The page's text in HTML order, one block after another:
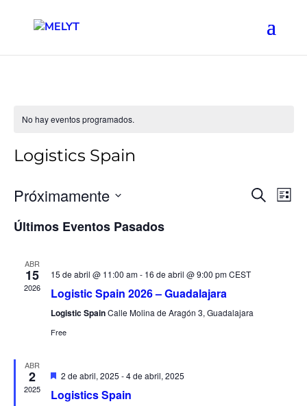
No hay eventos programados.
Logistics Spain
de
Buscar
de
Lista
Próximamente
fecha.
Últimos Eventos Pasados
ABR
15
2026
15 de abril @ 11:00 am- 16 de abril @ 9:00 pm CEST
Logistic Spain 2026 – Guadalajara
Logistic SpainCalle Molina de Aragón 3, Guadalajara
Free
ABR
2
2025
Destacado
2 de abril, 2025 -4 de abril, 2025
Logistics Spain